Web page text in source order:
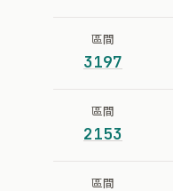
區間
3197
區間
2153
區間